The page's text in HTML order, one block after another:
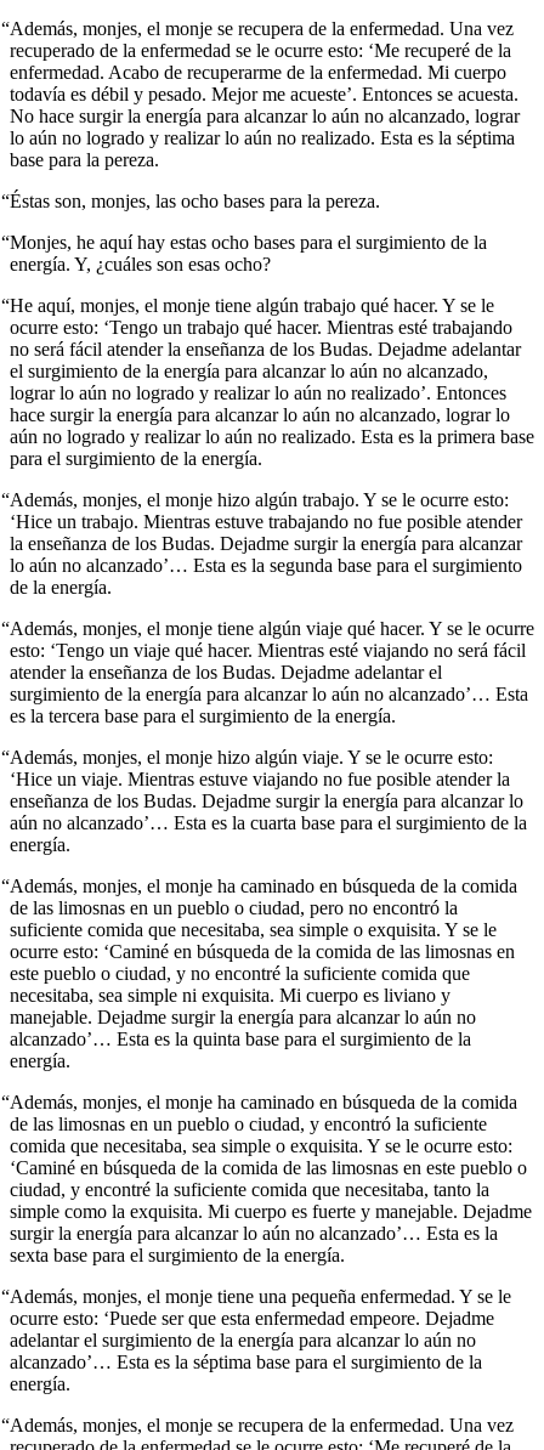
“Además, monjes, el monje se recupera de la enfermedad. Una vez
recuperado de la enfermedad se le ocurre esto: ‘Me recuperé de la
enfermedad. Acabo de recuperarme de la enfermedad. Mi cuerpo
todavía es débil y pesado. Mejor me acueste’. Entonces se acuesta.
No hace surgir la energía para alcanzar lo aún no alcanzado, lograr
lo aún no logrado y realizar lo aún no realizado. Esta es la séptima
base para la pereza.
“Éstas son, monjes, las ocho bases para la pereza.
“Monjes, he aquí hay estas ocho bases para el surgimiento de la
energía. Y, ¿cuáles son esas ocho?
“He aquí, monjes, el monje tiene algún trabajo qué hacer. Y se le
ocurre esto: ‘Tengo un trabajo qué hacer. Mientras esté trabajando
no será fácil atender la enseñanza de los Budas. Dejadme adelantar
el surgimiento de la energía para alcanzar lo aún no alcanzado,
lograr lo aún no logrado y realizar lo aún no realizado’. Entonces
hace surgir la energía para alcanzar lo aún no alcanzado, lograr lo
aún no logrado y realizar lo aún no realizado. Esta es la primera base
para el surgimiento de la energía.
“Además, monjes, el monje hizo algún trabajo. Y se le ocurre esto:
‘Hice un trabajo. Mientras estuve trabajando no fue posible atender
la enseñanza de los Budas. Dejadme surgir la energía para alcanzar
lo aún no alcanzado’… Esta es la segunda base para el surgimiento
de la energía.
“Además, monjes, el monje tiene algún viaje qué hacer. Y se le ocurre
esto: ‘Tengo un viaje qué hacer. Mientras esté viajando no será fácil
atender la enseñanza de los Budas. Dejadme adelantar el
surgimiento de la energía para alcanzar lo aún no alcanzado’… Esta
es la tercera base para el surgimiento de la energía.
“Además, monjes, el monje hizo algún viaje. Y se le ocurre esto:
‘Hice un viaje. Mientras estuve viajando no fue posible atender la
enseñanza de los Budas. Dejadme surgir la energía para alcanzar lo
aún no alcanzado’… Esta es la cuarta base para el surgimiento de la
energía.
“Además, monjes, el monje ha caminado en búsqueda de la comida
de las limosnas en un pueblo o ciudad, pero no encontró la
suficiente comida que necesitaba, sea simple o exquisita. Y se le
ocurre esto: ‘Caminé en búsqueda de la comida de las limosnas en
este pueblo o ciudad, y no encontré la suficiente comida que
necesitaba, sea simple ni exquisita. Mi cuerpo es liviano y
manejable. Dejadme surgir la energía para alcanzar lo aún no
alcanzado’… Esta es la quinta base para el surgimiento de la
energía.
“Además, monjes, el monje ha caminado en búsqueda de la comida
de las limosnas en un pueblo o ciudad, y encontró la suficiente
comida que necesitaba, sea simple o exquisita. Y se le ocurre esto:
‘Caminé en búsqueda de la comida de las limosnas en este pueblo o
ciudad, y encontré la suficiente comida que necesitaba, tanto la
simple como la exquisita. Mi cuerpo es fuerte y manejable. Dejadme
surgir la energía para alcanzar lo aún no alcanzado’… Esta es la
sexta base para el surgimiento de la energía.
“Además, monjes, el monje tiene una pequeña enfermedad. Y se le
ocurre esto: ‘Puede ser que esta enfermedad empeore. Dejadme
adelantar el surgimiento de la energía para alcanzar lo aún no
alcanzado’… Esta es la séptima base para el surgimiento de la
energía.
“Además, monjes, el monje se recupera de la enfermedad. Una vez